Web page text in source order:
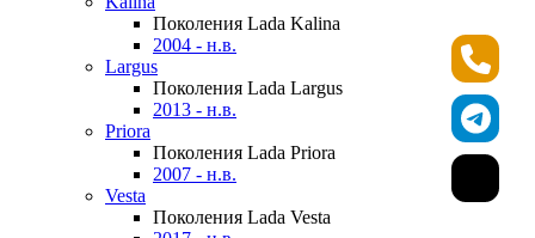
Поколения Lada Kalina
2004 - н.в.
Largus
Поколения Lada Largus
2013 - н.в.
Priora
Поколения Lada Priora
2007 - н.в.
Vesta
Поколения Lada Vesta